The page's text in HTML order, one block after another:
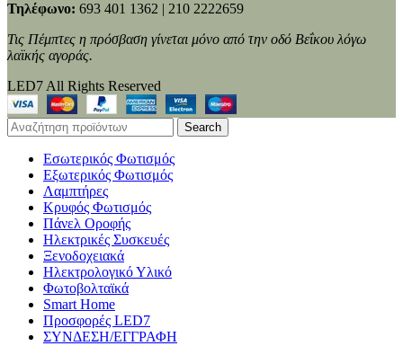
Τηλέφωνο: 693 401 1362 | 210 2222659
Τις Πέμπτες η πρόσβαση γίνεται μόνο από την οδό Βεΐκου λόγω
λαϊκής αγοράς.
LED7 All Rights Reserved
Search
Εσωτερικός Φωτισμός
Εξωτερικός Φωτισμός
Λαμπτήρες
Κρυφός Φωτισμός
Πάνελ Οροφής
Ηλεκτρικές Συσκευές
Ξενοδοχειακά
Ηλεκτρολογικό Υλικό
Φωτοβολταϊκά
Smart Home
Προσφορές LED7
ΣΥΝΔΕΣΗ/ΕΓΓΡΑΦΗ